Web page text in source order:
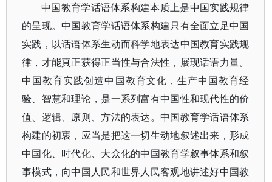
中国教育学话语体系构建本质上是中国实践规律
的呈现。中国教育学话语体系构建只有全面立足中国
实践，以话语体系生动而科学地表达中国教育实践规
律，才能真正获得正当性与合法性，展现话语力量。
中国教育实践创造中国教育文化，生产中国教育经
验、智慧和理论，是一系列富有中国性和现代性的价
值、逻辑、原则、方法的表达。中国教育学话语体系
构建的初衷，应当是把这一切生动地叙述出来，形成
中国化、时代化、大众化的中国教育学叙事体系和叙
事模式，向中国人民和世界人民客观地讲述好中国教